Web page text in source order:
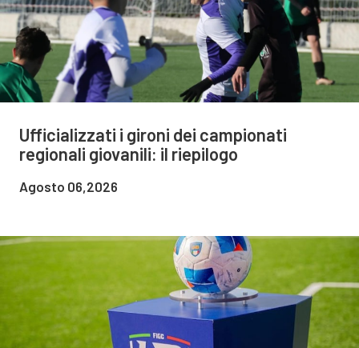
Ufficializzati i gironi dei campionati
regionali giovanili: il riepilogo
Agosto 06,2026